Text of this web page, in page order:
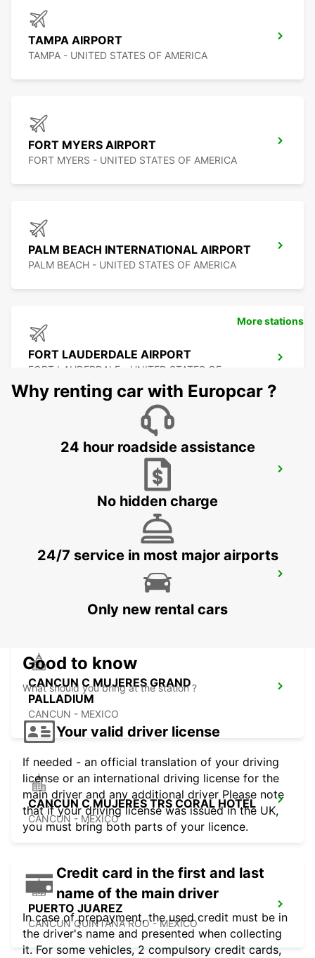
TAMPA AIRPORT
TAMPA - UNITED STATES OF AMERICA
FORT MYERS AIRPORT
FORT MYERS - UNITED STATES OF AMERICA
PALM BEACH INTERNATIONAL AIRPORT
PALM BEACH - UNITED STATES OF AMERICA
FORT LAUDERDALE AIRPORT
FORT LAUDERDALE - UNITED STATES OF
AMERICA
MIAMI - UNITED STATES OF AMERICA
ATLANTA - UNITED STATES OF AMERICA
CANCUN C MUJERES GRAND
PALLADIUM
CANCUN - MEXICO
CANCUN C MUJERES TRS CORAL HOTEL
CANCUN - MEXICO
PUERTO JUAREZ
CANCUN QUINTANA ROO - MEXICO
More stations
Why renting car with Europcar ?
24 hour roadside assistance
No hidden charge
24/7 service in most major airports
Only new rental cars
Good to know
What should you bring at the station ?
Your valid driver license
If needed - an official translation of your driving
license or an international driving license for the
main driver and any additional driver Please note
that if your driving license was issued in the UK,
you must bring both parts of your licence.
Credit card in the first and last
name of the main driver
In case of prepayment, the used credit must be in
the driver's name and presented when collecting
it. For some vehicles, 2 compulsory credit cards,